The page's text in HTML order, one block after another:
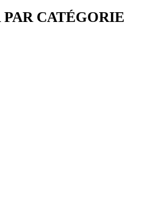
CATÉGORIE